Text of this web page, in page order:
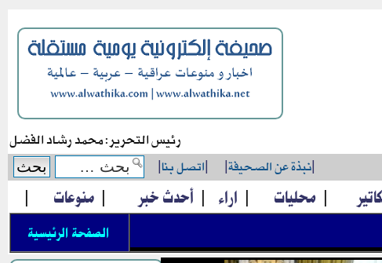
رئيس التحرير: محمد رشاد الفضل
|نبذة عن الصحيفة|
|اتصل بنا|
| محليات | اراء | أحدث خبر | منوعات |
الصفحة الرئيسية